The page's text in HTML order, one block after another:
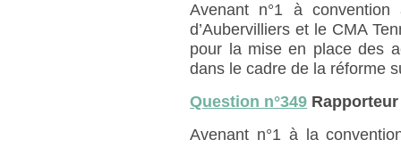
Avenant n°1 à convention
d’Aubervilliers et le CMA
pour la mise en place des
dans le cadre de la réforme
Question n°349
Avenant n°1 à la